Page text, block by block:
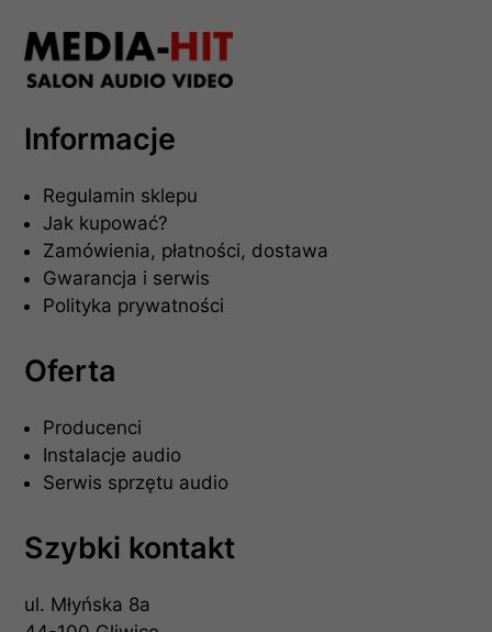
Informacje
Regulamin sklepu
Jak kupować?
Zamówienia, płatności, dostawa
Gwarancja i serwis
Polityka prywatności
Oferta
Producenci
Instalacje audio
Serwis sprzętu audio
Szybki kontakt
ul. Młyńska 8a